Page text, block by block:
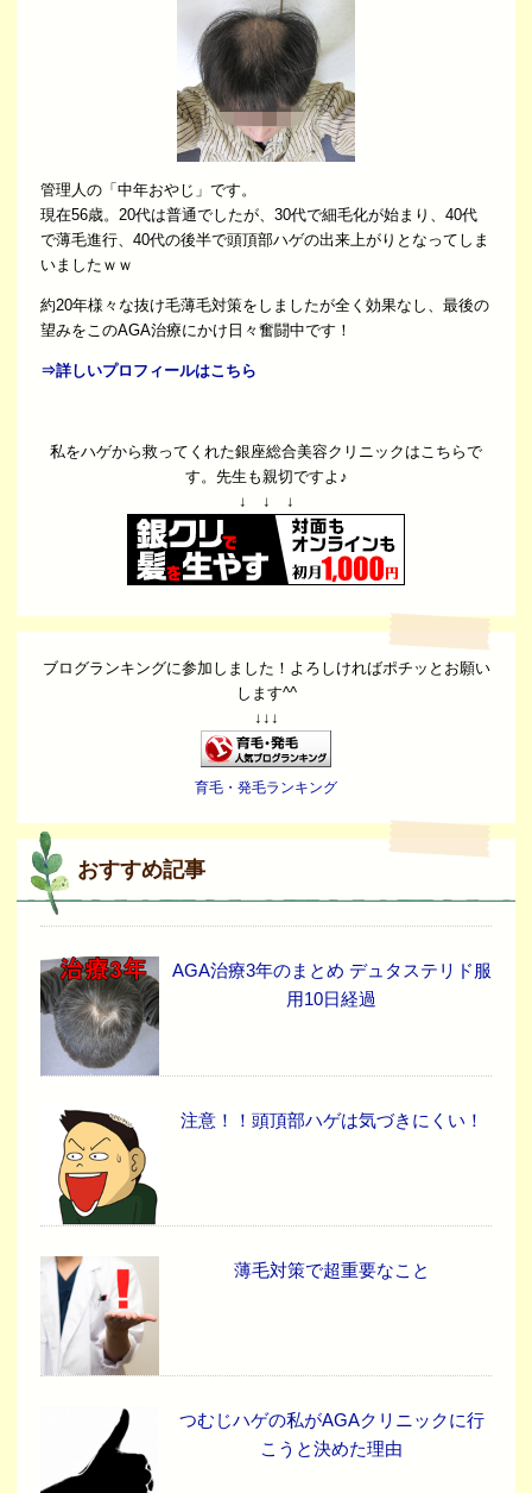
管理人の「中年おやじ」です。
現在56歳。20代は普通でしたが、30代で細毛化が始まり、40代
で薄毛進行、40代の後半で頭頂部ハゲの出来上がりとなってしま
いましたｗｗ
約20年様々な抜け毛薄毛対策をしましたが全く効果なし、最後の
望みをこのAGA治療にかけ日々奮闘中です！
⇒詳しいプロフィールはこちら
私をハゲから救ってくれた銀座総合美容クリニックはこちらで
す。先生も親切ですよ♪
↓ ↓ ↓
ブログランキングに参加しました！よろしければポチッとお願い
します^^
↓↓↓
育毛・発毛ランキング
おすすめ記事
AGA治療3年のまとめ デュタステリド服
用10日経過
注意！！頭頂部ハゲは気づきにくい！
薄毛対策で超重要なこと
つむじハゲの私がAGAクリニックに行
こうと決めた理由